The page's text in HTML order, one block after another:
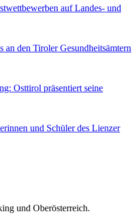
auf Landes- und
an den Tiroler Gesundheitsämtern
Osttirol präsentiert seine
und Schüler des Lienzer
und Oberösterreich.